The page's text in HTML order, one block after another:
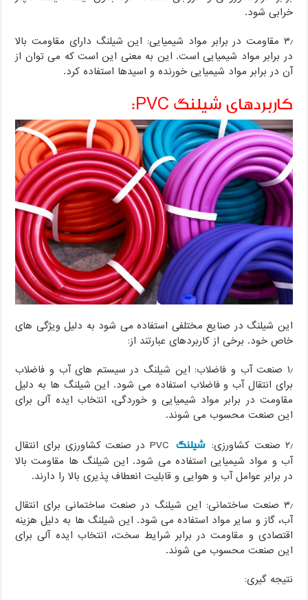
خرابی شود.
۳٫ مقاومت در برابر مواد شیمیایی: این شیلنگ دارای مقاومت بالا
در برابر مواد شیمیایی است. این به معنی این است که می توان از
آن در برابر مواد شیمیایی خورنده و اسیدها استفاده کرد.
کاربردهای شیلنگ PVC:
این شیلنگ در صنایع مختلفی استفاده می شود به دلیل ویژگی های
خاص خود. برخی از کاربردهای عبارتند از:
۱٫ صنعت آب و فاضلاب: این شیلنگ در سیستم های آب و فاضلاب
برای انتقال آب و فاضلاب استفاده می شود. این شیلنگ ها به دلیل
مقاومت در برابر مواد شیمیایی و خوردگی، انتخاب ایده آلی برای
این صنعت محسوب می شوند.
۲٫ صنعت کشاورزی:
شیلنگ
PVC در صنعت کشاورزی برای انتقال
آب و مواد شیمیایی استفاده می شود. این شیلنگ ها مقاومت بالا
در برابر عوامل آب و هوایی و قابلیت انعطاف پذیری بالا را دارند.
۳٫ صنعت ساختمانی: این شیلنگ در صنعت ساختمانی برای انتقال
آب، گاز و سایر مواد استفاده می شود. این شیلنگ ها به دلیل هزینه
اقتصادی و مقاومت در برابر شرایط سخت، انتخاب ایده آلی برای
این صنعت محسوب می شوند.
نتیجه گیری: